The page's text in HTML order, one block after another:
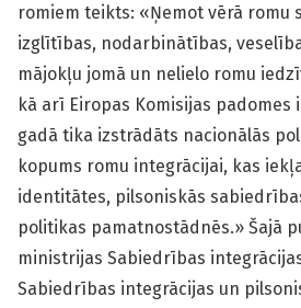
romiem teikts: «Ņemot vērā romu
izglītības, nodarbinātības,
mājokļu jomā un nelielo romu
kā arī Eiropas Komisijas padomes
gadā tika izstrādāts nacionālās
kopums romu integrācijai, kas
identitātes, pilsoniskās
politikas pamatnostādnēs.» Šajā
ministrijas Sabiedrības
Sabiedrības integrācijas un